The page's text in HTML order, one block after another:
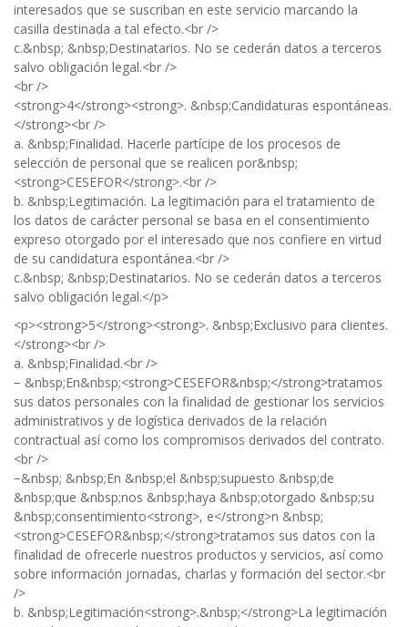
interesados que se suscriban en este servicio marcando la
casilla destinada a tal efecto.<br />
c.&nbsp; &nbsp;Destinatarios. No se cederán datos a terceros
salvo obligación legal.<br />
<br />
<strong>4</strong><strong>. &nbsp;Candidaturas espontáneas.
</strong><br />
a. &nbsp;Finalidad. Hacerle partícipe de los procesos de
selección de personal que se realicen por&nbsp;
<strong>CESEFOR</strong>.<br />
b. &nbsp;Legitimación. La legitimación para el tratamiento de
los datos de carácter personal se basa en el consentimiento
expreso otorgado por el interesado que nos confiere en virtud
de su candidatura espontánea.<br />
c.&nbsp; &nbsp;Destinatarios. No se cederán datos a terceros
salvo obligación legal.</p>
<p><strong>5</strong><strong>. &nbsp;Exclusivo para clientes.
</strong><br />
a. &nbsp;Finalidad.<br />
− &nbsp;En&nbsp;<strong>CESEFOR&nbsp;</strong>tratamos
sus datos personales con la finalidad de gestionar los servicios
administrativos y de logística derivados de la relación
contractual así como los compromisos derivados del contrato.
<br />
−&nbsp; &nbsp;En &nbsp;el &nbsp;supuesto &nbsp;de
&nbsp;que &nbsp;nos &nbsp;haya &nbsp;otorgado &nbsp;su
&nbsp;consentimiento<strong>, e</strong>n &nbsp;
<strong>CESEFOR&nbsp;</strong>tratamos sus datos con la
finalidad de ofrecerle nuestros productos y servicios, así como
sobre información jornadas, charlas y formación del sector.<br
/>
b. &nbsp;Legitimación<strong>.&nbsp;</strong>La legitimación